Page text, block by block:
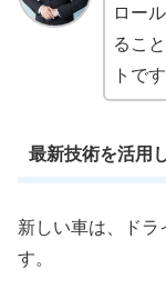
ロー
るこ
トです
最新技術を活用
新しい車は、ドラ
す。